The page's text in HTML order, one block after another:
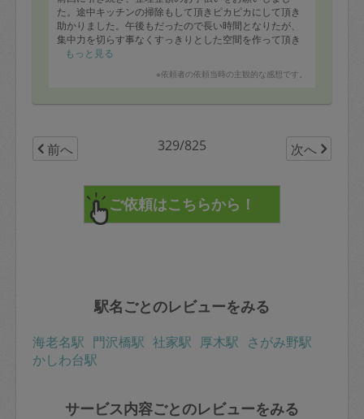
た。途中キッチンの掃除もして頂きピカピカにして頂き
助かりました。午後もだったので長い時間となりたが、
集中力を切らす事なくすっきりとした空間を作って頂き
感謝しています。ありがとうございました。
もっと見る
※依頼者の依頼当時の主観的な感想です。
前へ 329/825 次へ
駅名ごとのレビューをみる
海老名駅 門沢橋駅 社家駅 厚木駅 さがみ野駅
かしわ台駅
サービス内容ごとのレビューをみる